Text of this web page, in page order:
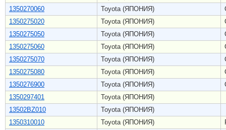
1350270060
Toyota (ЯПОНИЯ)
1350275020
Toyota (ЯПОНИЯ)
1350275050
Toyota (ЯПОНИЯ)
1350275060
Toyota (ЯПОНИЯ)
1350275070
Toyota (ЯПОНИЯ)
1350275080
Toyota (ЯПОНИЯ)
1350276900
Toyota (ЯПОНИЯ)
1350297401
Toyota (ЯПОНИЯ)
13502BZ010
Toyota (ЯПОНИЯ)
1350310010
Toyota (ЯПОНИЯ)